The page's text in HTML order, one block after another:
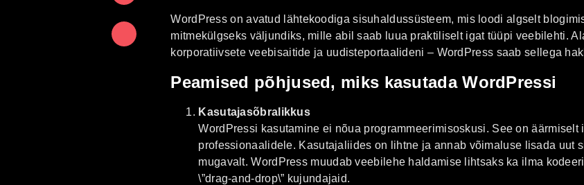
WordPress on avatud lähtekoodiga sisuhaldussüsteem, mis loodi algselt
mitmekülgseks väljundiks, mille abil saab luua praktiliselt igat tüüpi veebilehti.
korporatiivsete veebisaitide ja uudisteportaalideni – WordPress saab sellega
Peamised põhjused, miks kasutada WordPressi
Kasutajasõbralikkus
WordPressi kasutamine ei nõua programmeerimisoskusi. See on
professionaalidele. Kasutajaliides on lihtne ja annab võimaluse lisada uut
mugavalt. WordPress muudab veebilehe haldamise lihtsaks ka ilma
\”drag-and-drop\” kujundajaid.